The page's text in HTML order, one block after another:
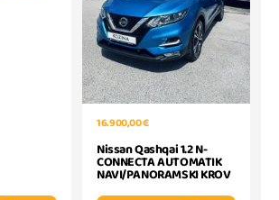
16.900,00 €
Nissan Qashqai 1.2 N-
CONNECTA AUTOMATIK
NAVI/PANORAMSKI KROV